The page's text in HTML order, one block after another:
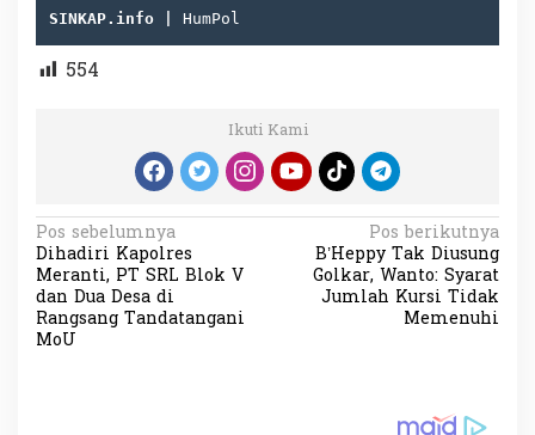
SINKAP.info | HumPol
554
Ikuti Kami
N
a
v
i
Pos sebelumnya
Dihadiri Kapolres
Meranti, PT SRL Blok V
dan Dua Desa di
Rangsang Tandatangani
MoU
Pos berikutnya
B’Heppy Tak Diusung
Golkar, Wanto: Syarat
Jumlah Kursi Tidak
Memenuhi